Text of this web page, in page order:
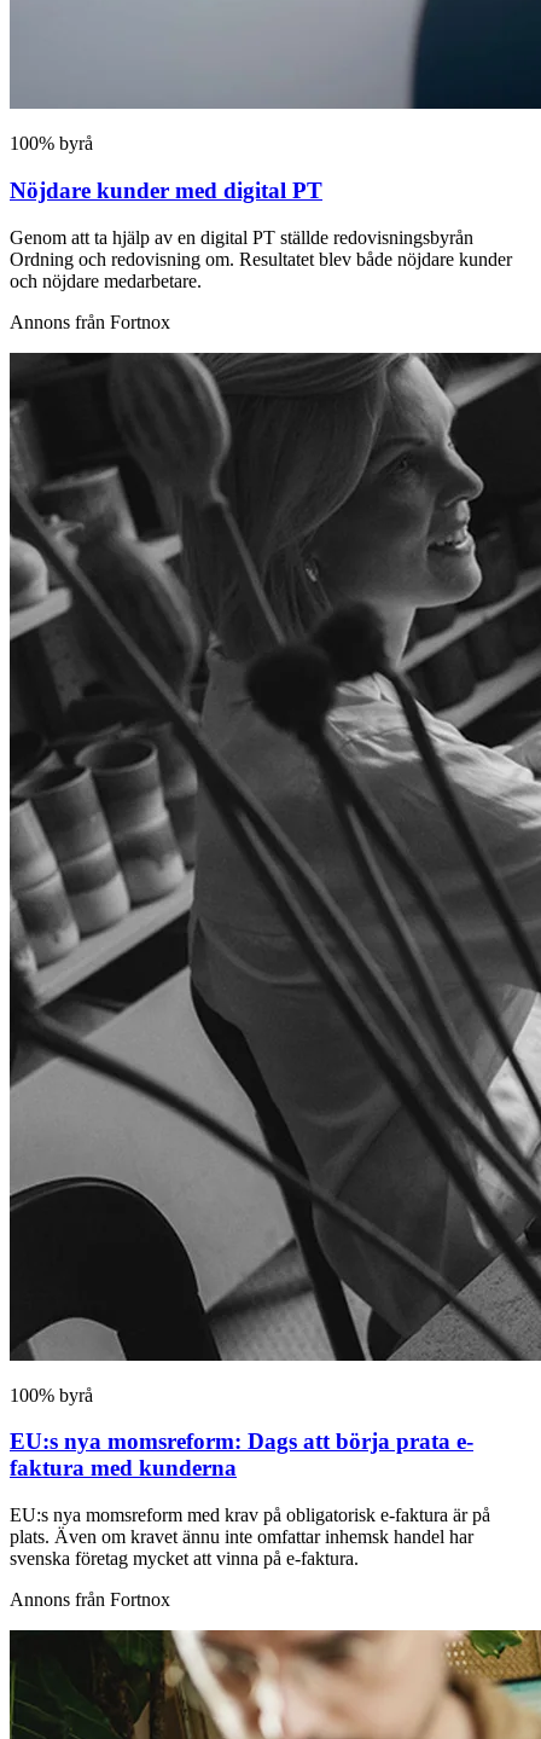
100% byrå
Nöjdare kunder med digital PT
Genom att ta hjälp av en digital PT ställde redovisningsbyrån
Ordning och redovisning om. Resultatet blev både nöjdare kunder
och nöjdare medarbetare.
Annons från Fortnox
100% byrå
EU:s nya momsreform: Dags att börja prata e-
faktura med kunderna
EU:s nya momsreform med krav på obligatorisk e-faktura är på
plats. Även om kravet ännu inte omfattar inhemsk handel har
svenska företag mycket att vinna på e-faktura.
Annons från Fortnox